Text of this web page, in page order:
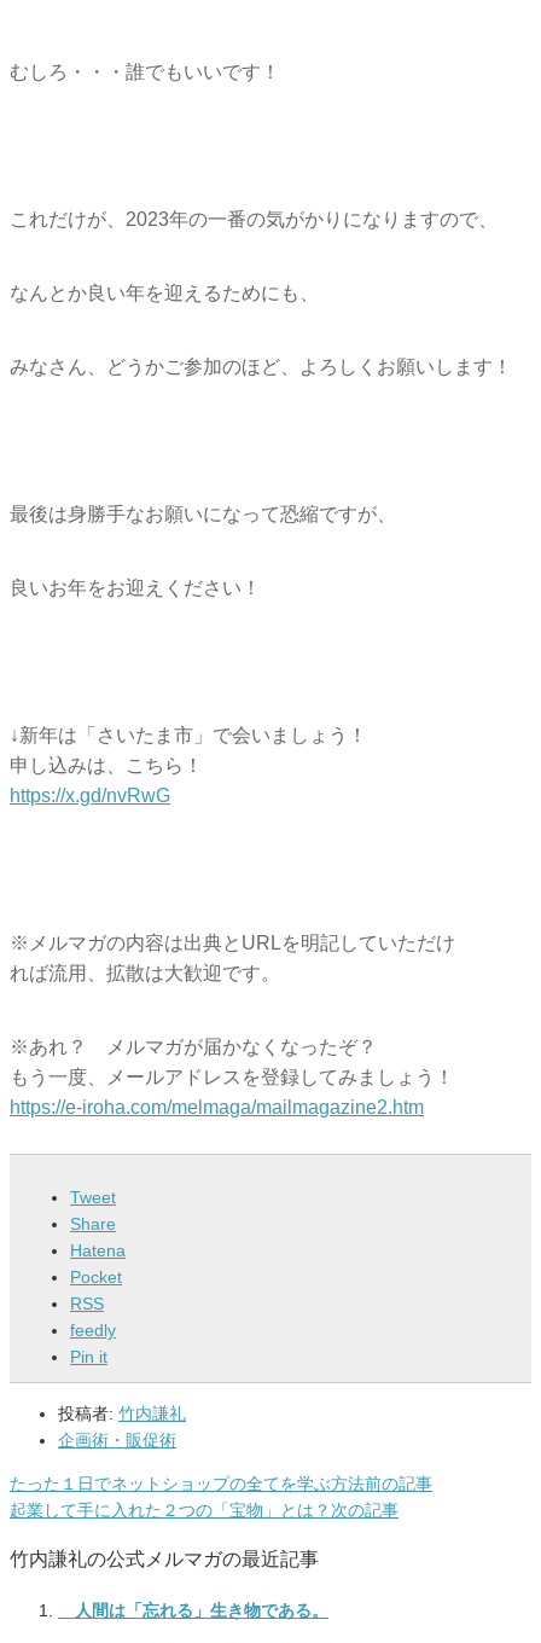
むしろ・・・誰でもいいです！
これだけが、2023年の一番の気がかりになりますので、
なんとか良い年を迎えるためにも、
みなさん、どうかご参加のほど、よろしくお願いします！
最後は身勝手なお願いになって恐縮ですが、
良いお年をお迎えください！
↓新年は「さいたま市」で会いましょう！
申し込みは、こちら！
https://x.gd/nvRwG
※メルマガの内容は出典とURLを明記していただけ
れば流用、拡散は大歓迎です。
※あれ？ メルマガが届かなくなったぞ？
もう一度、メールアドレスを登録してみましょう！
https://e-iroha.com/melmaga/mailmagazine2.htm
Tweet
Share
Hatena
Pocket
RSS
feedly
Pin it
投稿者: 竹内謙礼
企画術・販促術
たった１日でネットショップの全てを学ぶ方法前の記事
起業して手に入れた２つの「宝物」とは？ 次の記事
竹内謙礼の公式メルマガの最近記事
人間は「忘れる」生き物である。